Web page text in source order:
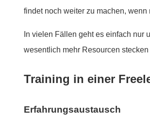
findet noch weiter zu machen,
In vielen Fällen geht es einfach nur
wesentlich mehr Resourcen
Training in einer
Erfahrungsaustausch